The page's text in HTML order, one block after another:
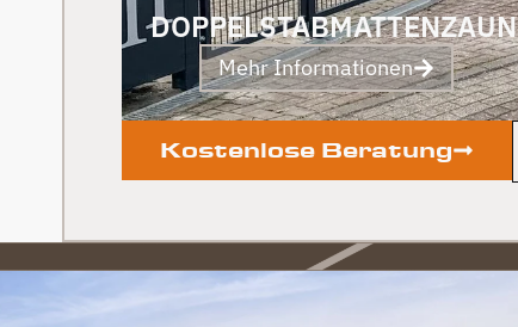
DOPPELSTABMATTENZAUN
Mehr Informationen
Kostenlose Beratung